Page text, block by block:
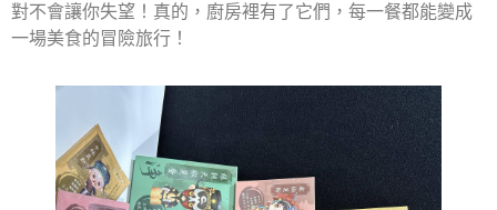
對不會讓你失望！真的，廚房裡有了它們，每一餐都能變成
一場美食的冒險旅行！